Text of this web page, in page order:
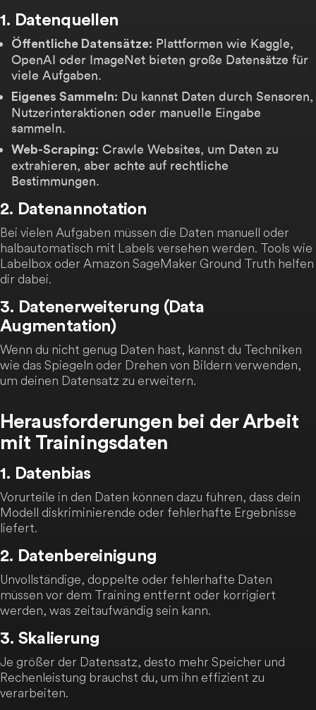
1. Datenquellen
Öffentliche Datensätze: Plattformen wie Kaggle,
OpenAI oder ImageNet bieten große Datensätze für
viele Aufgaben.
Eigenes Sammeln: Du kannst Daten durch Sensoren,
Nutzerinteraktionen oder manuelle Eingabe
sammeln.
Web-Scraping: Crawle Websites, um Daten zu
extrahieren, aber achte auf rechtliche
Bestimmungen.
2. Datenannotation
Bei vielen Aufgaben müssen die Daten manuell oder
halbautomatisch mit Labels versehen werden. Tools wie
Labelbox oder Amazon SageMaker Ground Truth helfen
dir dabei.
3. Datenerweiterung (Data
Augmentation)
Wenn du nicht genug Daten hast, kannst du Techniken
wie das Spiegeln oder Drehen von Bildern verwenden,
um deinen Datensatz zu erweitern.
Herausforderungen bei der Arbeit
mit Trainingsdaten
1. Datenbias
Vorurteile in den Daten können dazu führen, dass dein
Modell diskriminierende oder fehlerhafte Ergebnisse
liefert.
2. Datenbereinigung
Unvollständige, doppelte oder fehlerhafte Daten
müssen vor dem Training entfernt oder korrigiert
werden, was zeitaufwändig sein kann.
3. Skalierung
Je größer der Datensatz, desto mehr Speicher und
Rechenleistung brauchst du, um ihn effizient zu
verarbeiten.